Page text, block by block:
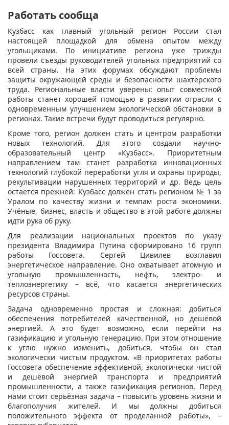
Работать сообща
Кузбасс как главный угольный регион России стал
настоящей площадкой для обмена опытом между
угольщиками. По инициативе региона уже трижды
провели съезды руководителей угольных предприятий со
всей страны. На этих форумах обсуждают проблемы
защиты окружающей среды и безопасности шахтёрского
труда. Региональные власти уверены: опыт совместной
работы станет хорошей помощью в развитии отрасли с
одновременным улучшением экологической обстановки в
регионах. Такие встречи будут проводиться регулярно.
Кроме того, регион должен стать и центром разработки
новых технологий. Для этого соз­дали научно-
образовательный центр «Кузбасс». Приоритетным
направлением там станет разработка инновационных
технологий глубокой переработки угля и охраны природы,
рекультивации нарушенных территорий и др. Ведь цель
остаётся прежней: Кузбасс должен стать регионом № 1 за
Уралом по качеству жизни и темпам роста экономики.
Учёные, бизнес, власть и о­бщество в этой работе должны
идти рука об руку.
Для реализации национальных проектов по указу
президента Владимира Путина сформировано 16 групп
работы Госсовета. Сергей Цивилев возглавил
энергетическое направление. Оно охватывает атомную и
угольную промышленность, нефть, электро- и
теплоэнергетику – всё, что касается энергетических
ресурсов страны.
Задача одновременно простая и сложная: добиться
обеспечения потребителей качественной, но дешёвой
энергией. А это будет возможно, если перейти на
газификацию и угольную генерацию. При этом отношение
к углю нужно изменить, добиться, чтобы он стал
экологически чистым продуктом. «В приоритетах работы
Госсовета обеспечение эффективной, экологически чистой
и дешёвой энергией транспорта и предприятий
промышленности, а также газификация регионов. Перед
нами стоит серьёзная задача – повысить уровень жизни и
благополучия жителей. И мы должны добиться
положительного эффекта от проделанной работы», –